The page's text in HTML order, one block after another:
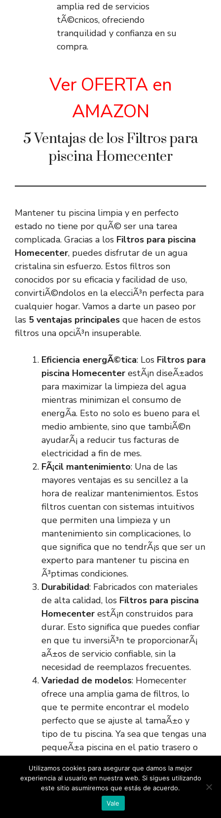
amplia red de servicios
tÃ©cnicos, ofreciendo
tranquilidad y confianza en su
compra.
Ver OFERTA en
AMAZON
5 Ventajas de los Filtros para
piscina Homecenter
Mantener tu piscina limpia y en perfecto
estado no tiene por quÃ© ser una tarea
complicada. Gracias a los Filtros para piscina
Homecenter, puedes disfrutar de un agua
cristalina sin esfuerzo. Estos filtros son
conocidos por su eficacia y facilidad de uso,
convirtiÃ©ndolos en la elecciÃ³n perfecta para
cualquier hogar. Vamos a darte un paseo por
las 5 ventajas principales que hacen de estos
filtros una opciÃ³n insuperable.
Eficiencia energÃ©tica: Los Filtros para
piscina Homecenter estÃ¡n diseÃ±ados
para maximizar la limpieza del agua
mientras minimizan el consumo de
energÃ­a. Esto no solo es bueno para el
medio ambiente, sino que tambiÃ©n
ayudarÃ¡ a reducir tus facturas de
electricidad a fin de mes.
FÃ¡cil mantenimiento: Una de las
mayores ventajas es su sencillez a la
hora de realizar mantenimientos. Estos
filtros cuentan con sistemas intuitivos
que permiten una limpieza y un
mantenimiento sin complicaciones, lo
que significa que no tendrÃ¡s que ser un
experto para mantener tu piscina en
Ã³ptimas condiciones.
Durabilidad: Fabricados con materiales
de alta calidad, los Filtros para piscina
Homecenter estÃ¡n construidos para
durar. Esto significa que puedes confiar
en que tu inversiÃ³n te proporcionarÃ¡
aÃ±os de servicio confiable, sin la
necesidad de reemplazos frecuentes.
Variedad de modelos: Homecenter
ofrece una amplia gama de filtros, lo
que te permite encontrar el modelo
perfecto que se ajuste al tamaÃ±o y
tipo de tu piscina. Ya sea que tengas una
pequeÃ±a piscina en el patio trasero o
diseÃ±ado para tus necesidades.
Soporte tÃ©cnico: Al adquirir un
para piscina Homecenter
obtienes acceso a un excelente soporte
Utilizamos cookies para asegurar que damos la mejor
experiencia al usuario en nuestra web. Si sigues utilizando
este sitio asumiremos que estás de acuerdo.
Vale